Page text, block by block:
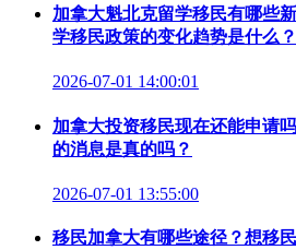
加拿大魁北克留学移民有哪些
学移民政策的变化趋势是什么？
2026-07-01 14:00:01
加拿大投资移民现在还能申请
的消息是真的吗？
2026-07-01 13:55:00
移民加拿大有哪些途径？想移